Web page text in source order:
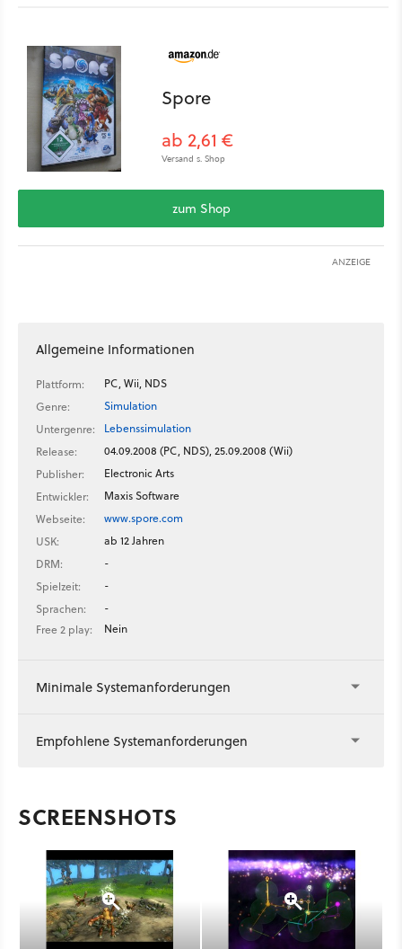
Spore
ab 2,61 €
Versand s. Shop
zum Shop
ANZEIGE
Allgemeine Informationen
Plattform:
PC, Wii, NDS
Genre:
Simulation
Untergenre:
Lebenssimulation
Release:
04.09.2008 (PC, NDS), 25.09.2008 (Wii)
Publisher:
Electronic Arts
Entwickler:
Maxis Software
Webseite:
www.spore.com
USK:
ab 12 Jahren
DRM:
-
Spielzeit:
-
Sprachen:
-
Free 2 play:
Nein
Minimale Systemanforderungen
Empfohlene Systemanforderungen
SCREENSHOTS